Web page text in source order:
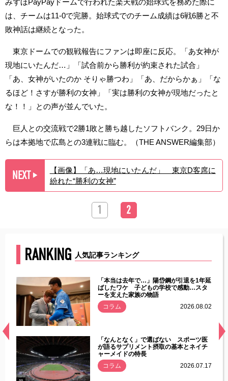
は、チームは11-0で完勝。始球式でのチーム成績は6戦6勝と不
敗神話は継続となった。
東京ドームでの観戦報告にファンは即座に反応。「あ女神が
現地にいたんだ…」「試合前から勝利が約束された試合」
「あ、女神がいたのか そりゃ勝つわ」「あ、だからかぁ」「な
るほど！さすが勝利の女神」「実は勝利の女神が現地だったと
な！！」との声が並んでいた。
巨人との交流戦で2勝1敗と勝ち越したソフトバンク。29日か
らは本拠地で広島との3連戦に臨む。（THE ANSWER編集部）
NEXT ▶︎
【画像】「あ…現地にいたんだ」 東京D客席に
紛れた“勝利の女神”
1 2
RANKING 人気記事ランキング
常
「本当は去年で…」陽岱鋼が引退を1年延
ばしたワケ 子どもの学校で感動…スタ
ーを支えた家族の物語
コラム
2026.08.02
「なんとなく」で選ばない スポーツ医
が語るサプリメント摂取の基本とネイチ
ャーメイドの特長
コラム
2026.07.17